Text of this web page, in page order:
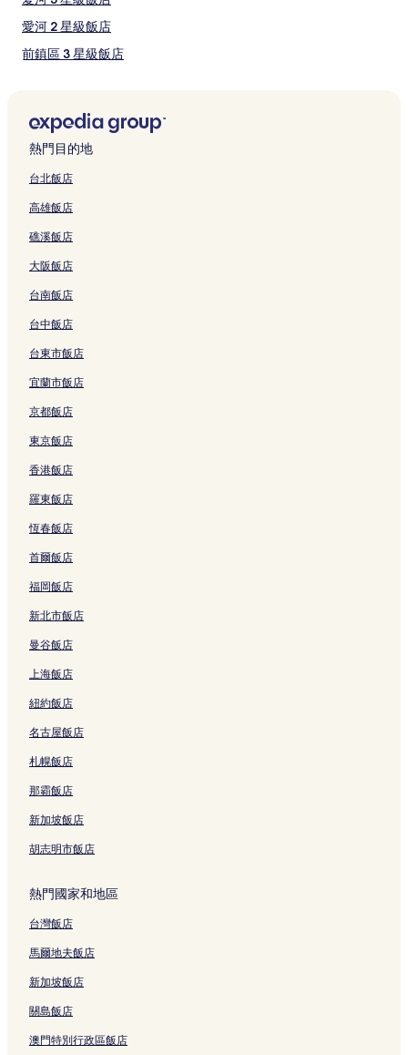
變
動，
可
能
制。
高雄港漁人碼頭
三多商圈
愛河 2 星級飯店
前鎮區 3 星級飯店
台南的汽車旅館
正興街的青年旅館
正興街的旅館
高雄的旅館
高雄的汽車旅館
高雄的民宿
高雄的青年旅館
安平運河的旅館
安平運河的民宿
安平運河的青年旅館
鼓山區飯店
鳳山區飯店
明星釣蝦場附近的飯店
鹽埕區飯店
新左營高鐵站附近的飯店
光榮碼頭附近的飯店
新堀江商圈附近的飯店
高雄港漁人碼頭附近的飯店
輕軌真愛碼頭站附近的飯店
駁二藝術特區附近的飯店
台南飯店
小港區飯店
高雄展覽館附近的飯店
Mld 台鋁生活商場附近的飯店
旗津海岸附近的飯店
忠烈祠附近的飯店
熱門目的地
台北飯店
高雄飯店
礁溪飯店
大阪飯店
台南飯店
台中飯店
台東市飯店
宜蘭市飯店
京都飯店
東京飯店
香港飯店
羅東飯店
恆春飯店
首爾飯店
福岡飯店
新北市飯店
曼谷飯店
上海飯店
紐約飯店
名古屋飯店
札幌飯店
那霸飯店
新加坡飯店
胡志明市飯店
熱門國家和地區
台灣飯店
馬爾地夫飯店
新加坡飯店
關島飯店
澳門特別行政區飯店